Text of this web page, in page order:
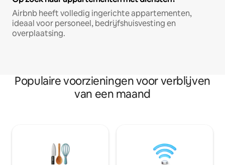
Airbnb heeft volledig ingerichte appartementen,
ideaal voor personeel, bedrijfshuisvesting en
overplaatsing.
Populaire voorzieningen voor verblijven
van een maand